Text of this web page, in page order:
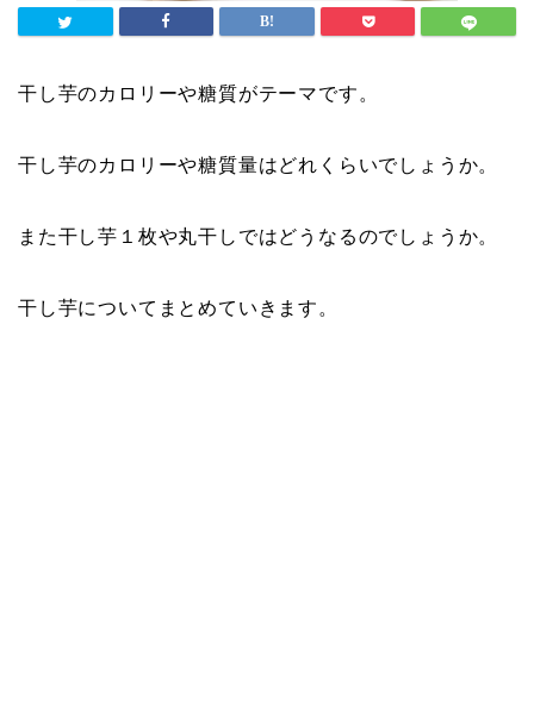
干し芋のカロリーや糖質がテーマです。
干し芋のカロリーや糖質量はどれくらいでしょうか。
また干し芋１枚や丸干しではどうなるのでしょうか。
干し芋についてまとめていきます。